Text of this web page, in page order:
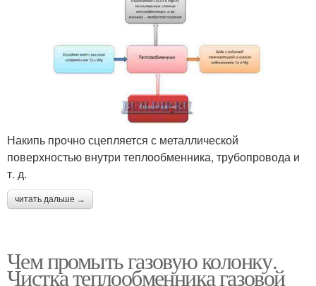
Накипь прочно сцепляется с металлической
поверхностью внутри теплообменника, трубопровода и
т. д.
читать дальше →
Чем промыть газовую колонку.
Чистка теплообменника газовой